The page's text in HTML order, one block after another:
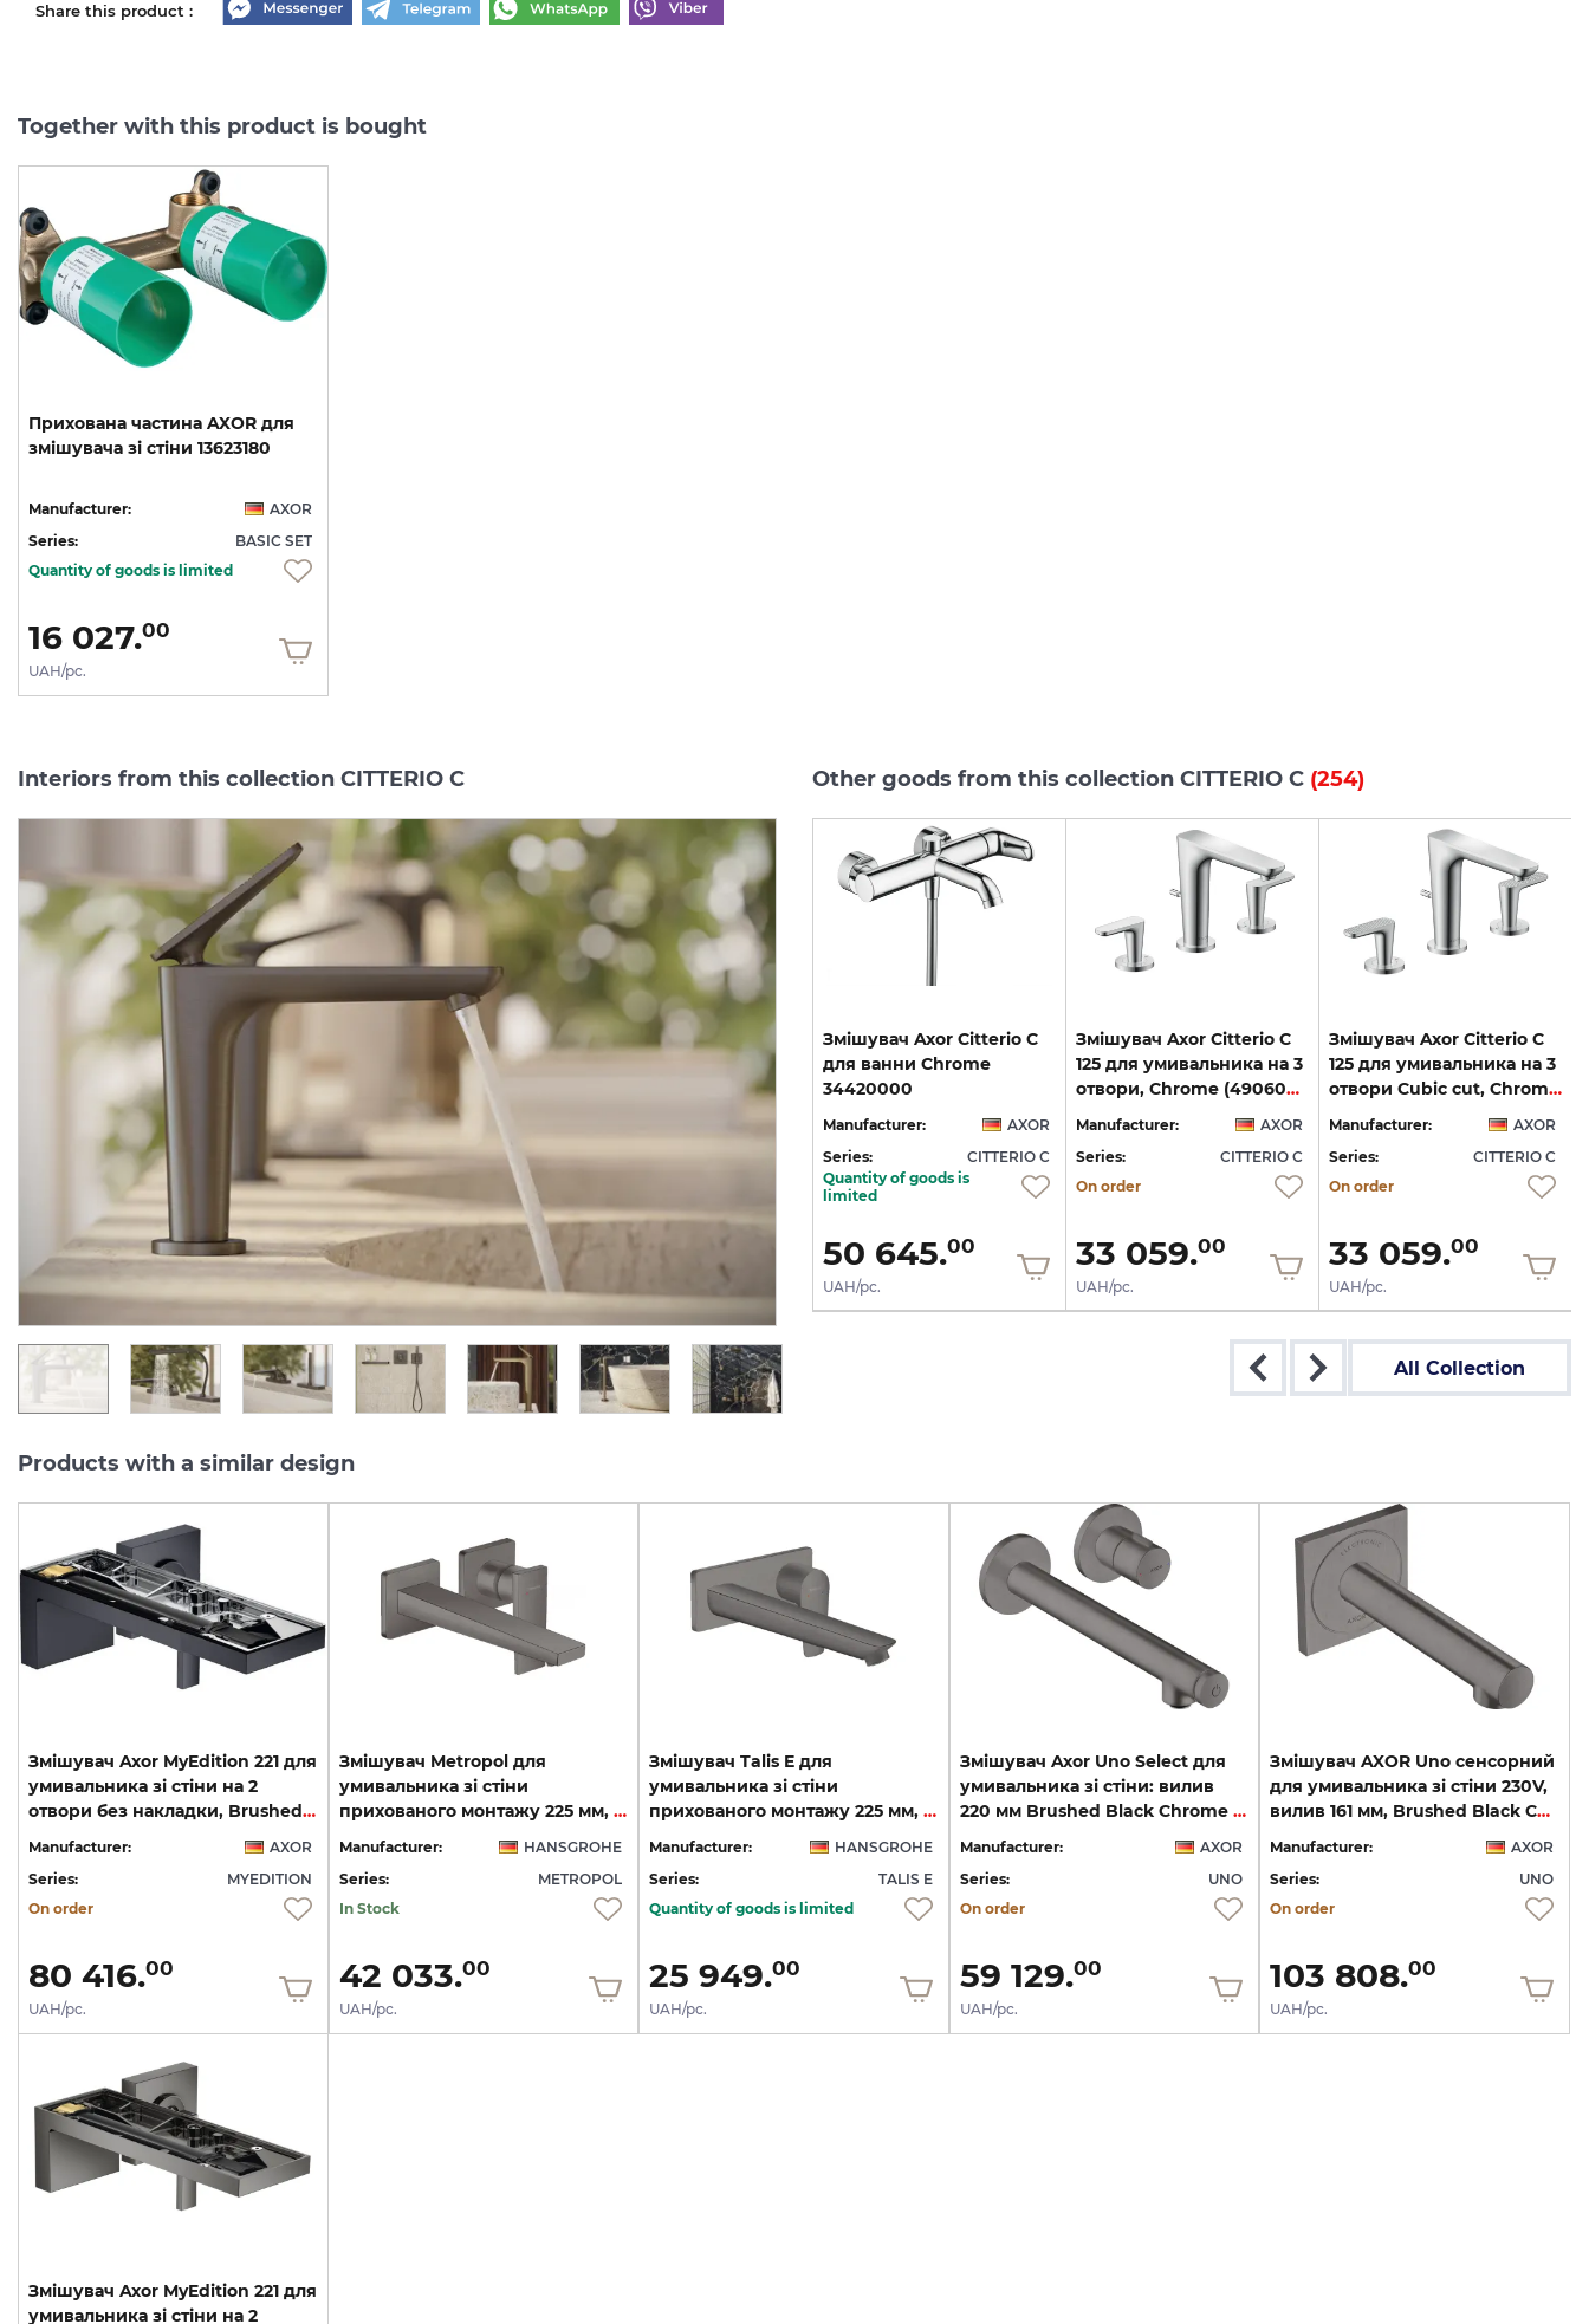
Share this product :
Together with this product is bought
Прихована частина AXOR для
змішувача зі стіни 13623180
Manufacturer:
AXOR
Series:
BASIC SET
Quantity of goods is limited
16 027.00
UAH/pc.
Interiors from this collection CITTERIO C Other goods from this collection CITTERIO C (254)
Змішувач Axor Citterio C
125 CoolStart для
AXOR
Series:
CITTERIO C
24 289.00
Змішувач Axor Citterio C
125 CoolStart для
Manufacturer:
Series:
CITTERIO C
On order
34 007.
UAH/pc.
Змішувач Axor Citterio C
125 CoolStart для
Series:
36 436.
UAH/pc.
Змішувач Axor Citterio C
для ванни Chrome
34420000
Manufacturer:
AXOR
Series:
CITTERIO C
Quantity of goods is
limited
50 645.00
UAH/pc.
Змішувач Axor Citterio C
125 для умивальника на 3
отвори, Chrome (49060000)
Manufacturer:
AXOR
Series:
CITTERIO C
On order
33 059.00
UAH/pc.
Змішувач Axor Citterio C
125 для умивальника на 3
отвори Cubic cut, Chrome (49061000)
Manufacturer:
AXOR
Series:
CITTERIO C
On order
33 059.00
UAH/pc.
All Collection
Products with a similar design
Змішувач Axor MyEdition 221 для
умивальника зі стіни на 2
отвори без накладки, Brushed Black Chrome 47062340
Manufacturer:
AXOR
Series:
MYEDITION
On order
80 416.00
UAH/pc.
Змішувач Metropol для
умивальника зі стіни
прихованого монтажу 225 мм, Brushed Black Chrome (32526340)
Manufacturer:
HANSGROHE
Series:
METROPOL
In Stock
42 033.00
UAH/pc.
Змішувач Talis E для
умивальника зі стіни
прихованого монтажу 225 мм, Brushed Black Chrome (71734340)
Manufacturer:
HANSGROHE
Series:
TALIS E
Quantity of goods is limited
25 949.00
UAH/pc.
Змішувач Axor Uno Select для
умивальника зі стіни: вилив
220 мм Brushed Black Chrome 45113340
Manufacturer:
AXOR
Series:
UNO
On order
59 129.00
UAH/pc.
Змішувач AXOR Uno сенсорний
для умивальника зі стіни 230V,
вилив 161 мм, Brushed Black Chrome 45110340
Manufacturer:
AXOR
Series:
UNO
On order
103 808.00
UAH/pc.
Змішувач Axor MyEdition 221 для
умивальника зі стіни на 2